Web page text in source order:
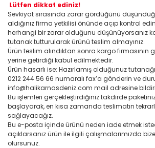
Lütfen dikkat ediniz!
Sevkiyat sırasında zarar gördüğünü
aldığınız firma yetkilisi önünde açıp kontrol
herhangi bir zarar olduğunu düşünüyorsanız
tutanak tutturularak ürünü teslim almayınız.
Ürün teslim alındıktan sonra kargo firmasının
yerine getirdiği kabul edilmektedir.
Ürün hasarlı ise: Hazırlamış olduğunuz
0212 244 56 66 numaralı fax’a gönderin ve
info@halikarnasdeniz.com mail adresine
Bu işlemleri gerçekleştirdiğiniz takdirde
başlayarak, en kısa zamanda teslimatın
sağlayacağız.
Bu e-posta içinde ürünü neden iade etmek
açıklarsanız ürün ile ilgili çalışmalarımızda
olursunuz.